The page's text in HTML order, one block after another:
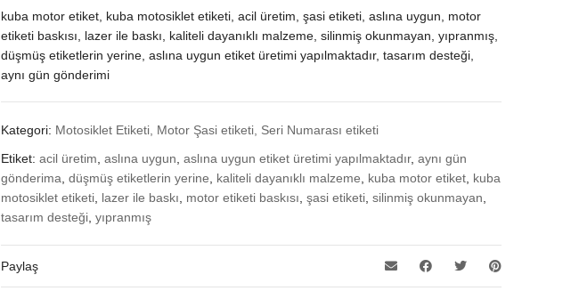
kuba motor etiket, kuba motosiklet etiketi, acil üretim, şasi etiketi, aslına uygun, motor
etiketi baskısı, lazer ile baskı, kaliteli dayanıklı malzeme, silinmiş okunmayan, yıpranmış,
düşmüş etiketlerin yerine, aslına uygun etiket üretimi yapılmaktadır, tasarım desteği,
aynı gün gönderimi
Kategori: Motosiklet Etiketi, Motor Şasi etiketi, Seri Numarası etiketi
Etiket:acil üretim ,aslına uygun ,aslına uygun etiket üretimi yapılmaktadır,aynı gün
gönderima ,düşmüş etiketlerin yerine kaliteli dayanıklı malzeme kuba motor etiket kuba
motosiklet etiketi lazer ile baskı motor etiketi baskısı ,şasi etiketi ,silinmiş okunmayan
tasarım desteği ,yıpranmış
Paylaş